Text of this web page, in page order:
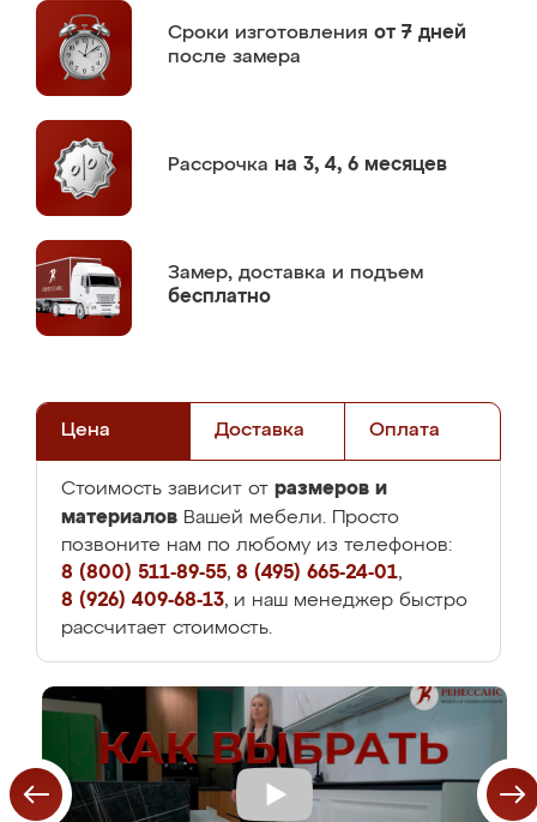
Сроки изготовления от 7 дней
после замера
Рассрочка на 3, 4, 6 месяцев
Замер, доставка и подъем
бесплатно
Цена Доставка Оплата
Стоимость зависит от размеров и
материалов Вашей мебели. Просто
позвоните нам по любому из телефонов:
8 (800) 511-89-55, 8 (495) 665-24-01,
8 (926) 409-68-13, и наш менеджер быстро
рассчитает стоимость.